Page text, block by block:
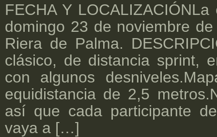
FECHA Y
domingo 23 de noviembre
Riera de Palma.
clásico, de distancia sprint,
con algunos
equidistancia de 2,5
así que cada participante
vaya a […]